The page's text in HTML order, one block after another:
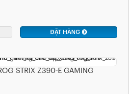
ĐẶT HÀNG
STRIX Z390-E GAMING